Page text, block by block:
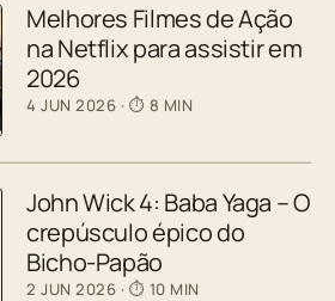
Melhores Filmes de Ação
na Netflix para assistir em
2026
4 JUN 2026 · ⏱ 8 MIN
John Wick 4: Baba Yaga – O
crepúsculo épico do
Bicho-Papão
2 JUN 2026 · ⏱ 10 MIN